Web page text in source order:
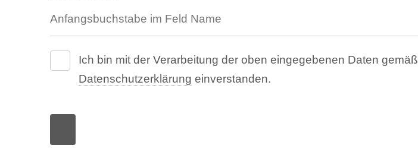
Ich bin mit der Verarbeitung der oben eingegebenen Daten gemäß
Datenschutzerklärung einverstanden.